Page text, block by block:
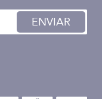
ENVIAR